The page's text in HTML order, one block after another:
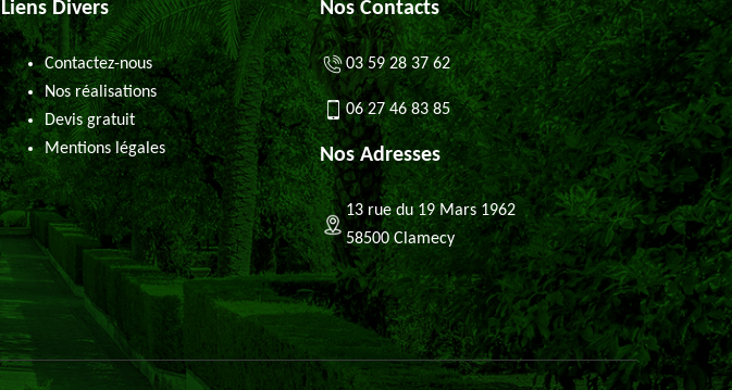
Liens Divers
Contactez-nous
Nos réalisations
Devis gratuit
Mentions légales
Nos Contacts
03 59 28 37 62
06 27 46 83 85
Nos Adresses
13 rue du 19 Mars 1962
58500 Clamecy